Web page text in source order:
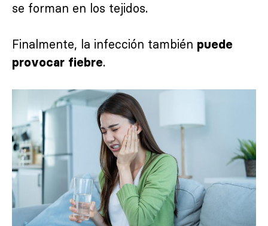
se forman en los tejidos.
Finalmente, la infección también puede
provocar fiebre.